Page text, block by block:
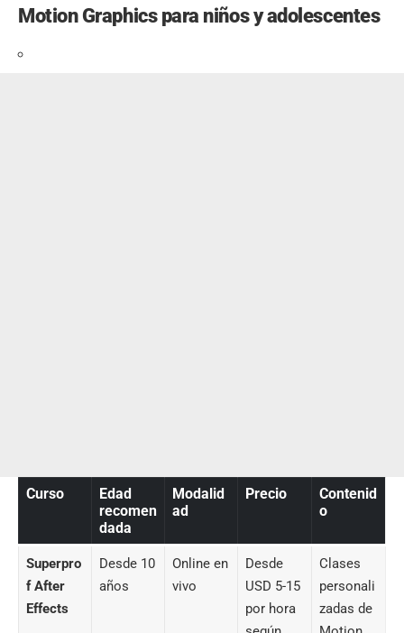
Motion Graphics para niños y adolescentes
Curso
Edad
recomen
dada
Modalid
ad
Precio
Contenid
o
Superpro
f After
Effects
Desde 10
años
Online en
vivo
Desde
USD 5-15
por hora
Clases
personali
zadas de